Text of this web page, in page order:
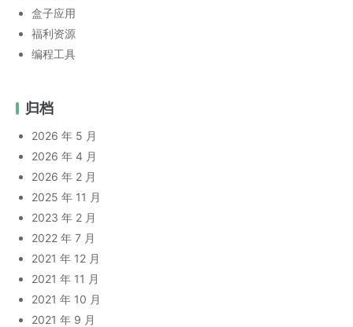
盒子应用
福利资源
编程工具
归档
2026 年 5 月
2026 年 4 月
2026 年 2 月
2025 年 11 月
2023 年 2 月
2022 年 7 月
2021 年 12 月
2021 年 11 月
2021 年 10 月
2021 年 9 月